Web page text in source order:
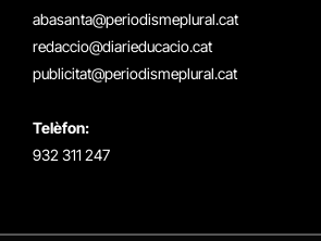
abasanta@periodismeplural.cat
redaccio@diarieducacio.cat
publicitat@periodismeplural.cat
Telèfon:
932 311 247